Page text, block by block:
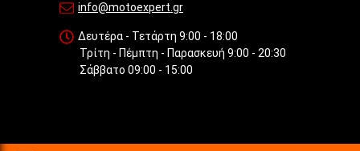
info@motoexpert.gr
Δευτέρα - Τετάρτη 9:00 - 18:00
Τρίτη - Πέμπτη - Παρασκευή 9:00 - 20:30
Σάββατο 09:00 - 15:00